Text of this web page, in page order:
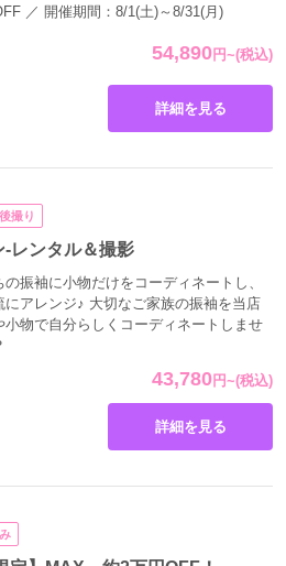
の衣装を着て撮影して頂けるプラン
です。
好きなものを選んで撮影しませんか？
54,890円~(税込)
／ 開催期間：8/1(土)～8/31(月)
詳細を見る
撮り
レンタル＆撮影
43,780円~(税込)
の振袖に小物だけをコーディネートし、
にアレンジ♪ 大切なご家族の振袖を当店
小物で自分らしくコーディネートしませ
詳細を見る